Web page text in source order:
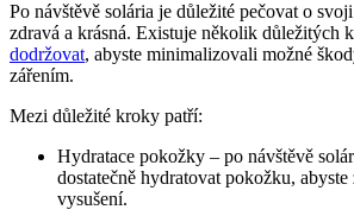
Po návštěvě solária je důležité pečovat o
zdravá a krásná. Existuje několik důležitých
dodržovat, ‌abyste minimalizovali možné
zářením.
Mezi důležité kroky patří:
Hydratace pokožky – po návštěvě
dostatečně hydratovat pokožku,⁢
vysušení.